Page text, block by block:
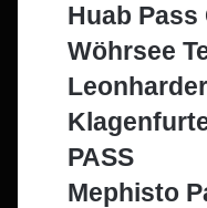
Huab
Wöhrsee
PASS
Mephisto